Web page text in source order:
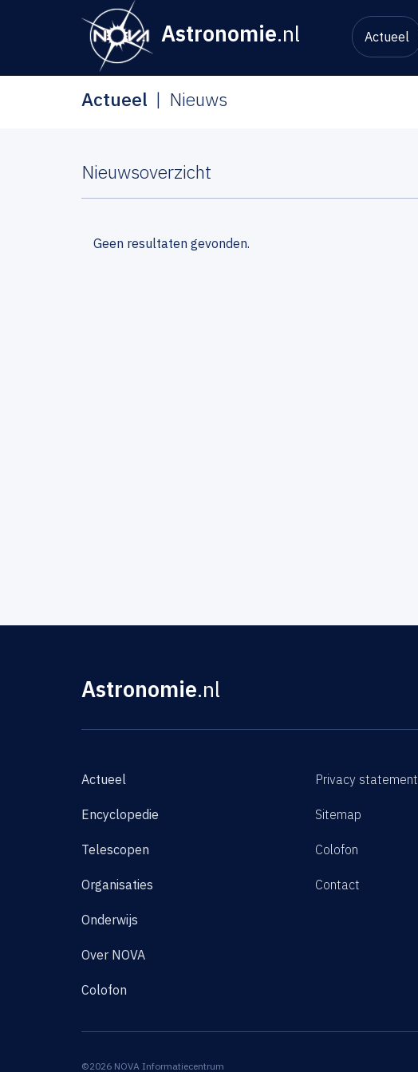
Astronomie.nl Actueel
Actueel Nieuws
Nieuwsoverzicht
Geen resultaten gevonden.
Astronomie.nl
Actueel
Encyclopedie
Telescopen
Organisaties
Onderwijs
Over NOVA
Colofon
Privacy statement
Sitemap
Colofon
Contact
©2026 NOVA Informatiecentrum